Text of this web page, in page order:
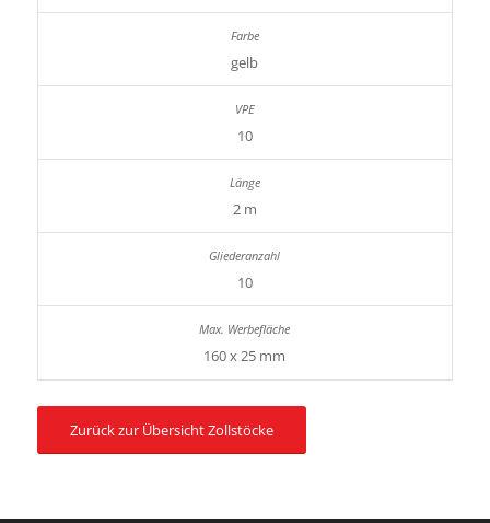
gelb
10
2 m
10
160 x 25 mm
Zurück zur Übersicht Zollstöcke